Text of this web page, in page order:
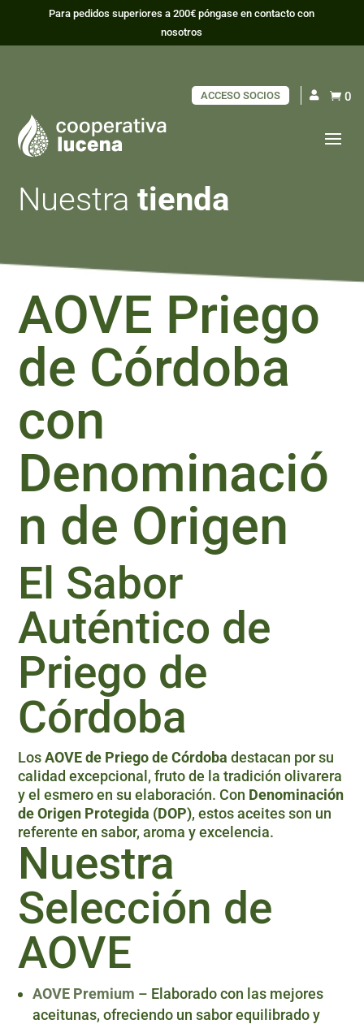
Para pedidos superiores a 200€ póngase en contacto con
nosotros
 0
ACCESO SOCIOS
Nuestratienda
AOVE Priego
de Córdoba
con
Denominació
n de Origen
El Sabor
Auténtico de
Priego de
Córdoba
LosAOVE de Priego de Córdoba destacan por su
calidad excepcional, fruto de la tradición olivarera
y el esmero en su elaboración. Con Denominación
de Origen Protegida (DOP), estos aceites son un
referente en sabor, aroma y excelencia.
Nuestra
Selección de
AOVE
AOVE Premium – Elaborado con las mejores
aceitunas, ofreciendo un sabor equilibrado y